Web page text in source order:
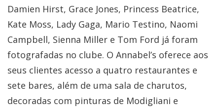
Damien Hirst, Grace Jones, Princess Beatrice,
Kate Moss, Lady Gaga, Mario Testino, Naomi
Campbell, Sienna Miller e Tom Ford já foram
fotografadas no clube. O Annabel’s oferece aos
seus clientes acesso a quatro restaurantes e
sete bares, além de uma sala de charutos,
decoradas com pinturas de Modigliani e